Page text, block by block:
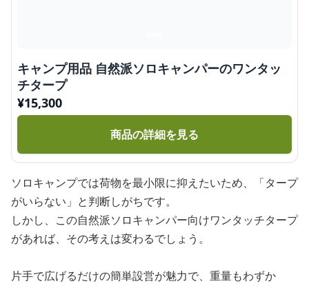
キャンプ用品 自然派ソロキャンパーのワンタッ
チタープ
¥15,300
商品の詳細を見る
ソロキャンプでは荷物を最小限に抑えたいため、「タープ
がいらない」と判断しがちです。
しかし、この自然派ソロキャンパー向けワンタッチタープ
があれば、その考えは変わるでしょう。
片手で広げるだけの簡単設営が魅力で、重量もわずか